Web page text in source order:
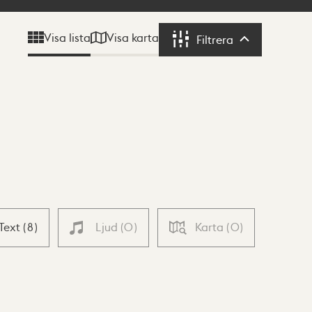
Visa lista Visa karta Filtrera Filtrera
(8) Ljud (0) Karta (0)